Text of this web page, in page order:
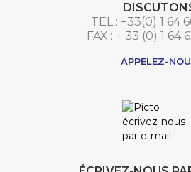
TEL : +33(0) 1 64
FAX : + 33 (0) 1 64
APPELEZ-